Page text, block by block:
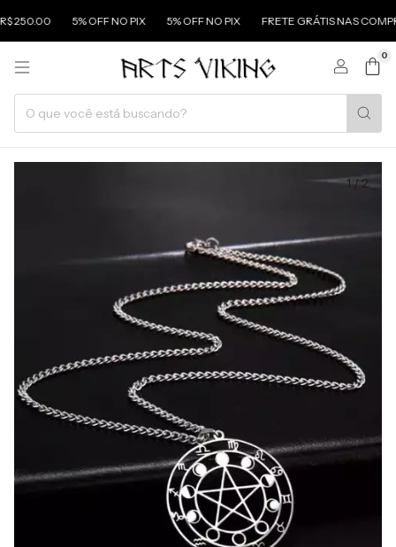
5% OFF NO PIX 5% OFF NO PIX FRETE GRÁTIS NAS COMPRAS
0
1/2